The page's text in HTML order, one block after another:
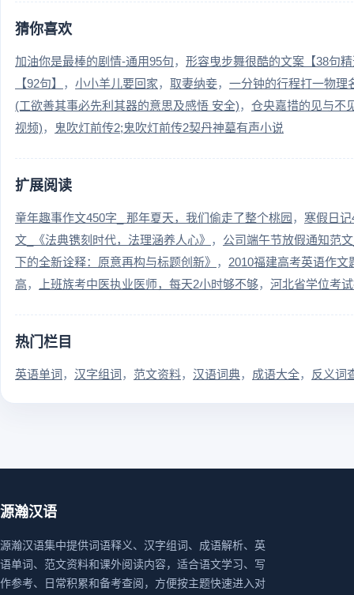
猜你喜欢
加油你是最棒的剧情-通用95句
形容曳步舞很酷的文案【38句
【92句】
小小羊儿要回家 取妻纳妾
一分钟的行程打一物理
(工欲善其事必先利其器的意思及感悟 安全)
仓央嘉措的见与不
视频)
鬼吹灯前传2;鬼吹灯前传2契丹神墓有声小说
扩展阅读
童年趣事作文450字_ 那年夏天，我们偷走了整个桃园
寒假日
文_《法典镌刻时代，法理涵养人心》
公司端午节放假通知范
下的全新诠释：原意再构与标题创新》
2010福建高考英语作文
高
上班族考中医执业医师，每天2小时够不够 河北省学位考
热门栏目
英语单词 汉字组词 范文资料 汉语词典 成语大全 反义词
源瀚汉语
源瀚汉语集中提供词语释义、汉字组词、成语解析、英
语单词、范文资料和课外阅读内容，适合语文学习、写
作参考、日常积累和备考查阅，方便按主题快速进入对